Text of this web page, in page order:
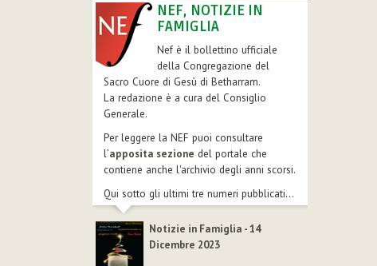
NEF, NOTIZIE IN
FAMIGLIA
Nef è il bollettino ufficiale
della Congregazione del
Sacro Cuore di Gesù di Betharram.
La redazione è a cura del Consiglio
Generale.
Per leggere la NEF puoi consultare
l’apposita sezione del portale che
contiene anche l'archivio degli anni scorsi.
Qui sotto gli ultimi tre numeri pubblicati...
Notizie in Famiglia - 14
Dicembre 2023